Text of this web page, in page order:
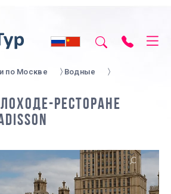
по Москве Водные
РЕСТОРАНЕ